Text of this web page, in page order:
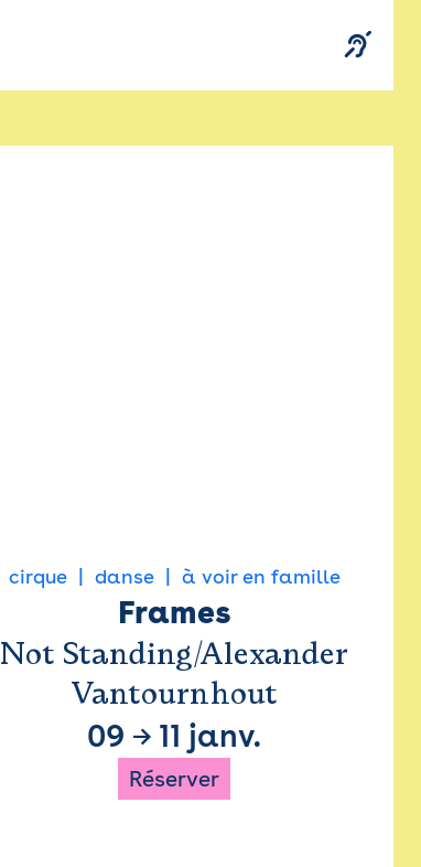
cirque danse à voir en famille
Frames
Not Standing/Alexander
Vantournhout
09 → 11 janv.
Réserver